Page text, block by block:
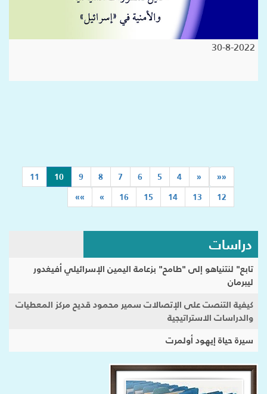
30-8-2022
««
«
4
5
6
7
8
9
10
11
12
13
14
15
16
»
»»
دراسات
تابع" لنتنياهو إلى "طامح" بزعامة اليمين الإسرائيلي أفيغدور
ليبرمان
كيفية التنصت على الإتصالات سمير محمود قديح مركز المعطيات
والدراسات الاستراتيجية
سيرة حياة إيهود أولمرت